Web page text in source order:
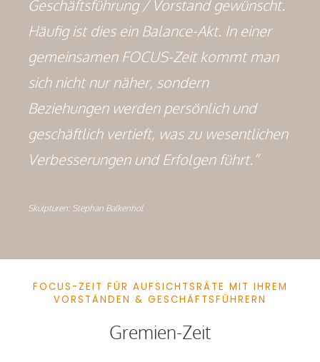
Geschäftsführung / Vorstand gewünscht.
Häufig ist dies ein Balance-Akt. In einer
gemeinsamen FOCUS-Zeit kommt man
sich nicht nur näher, sondern
Beziehungen werden persönlich und
geschäftlich vertieft, was zu wesentlichen
Verbesserungen und Erfolgen führt.“
Skulpturen: Stephan Balkenhol
FOCUS-ZEIT FÜR AUFSICHTSRÄTE MIT IHREM
VORSTÄNDEN & GESCHÄFTSFÜHRERN
Gremien-Zeit